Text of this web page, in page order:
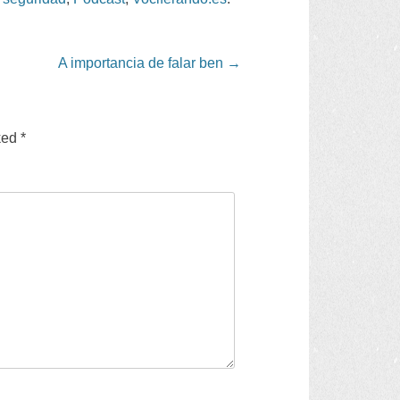
A importancia de falar ben →
*